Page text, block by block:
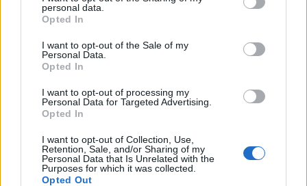
grant or deny consent to Google and its third-party tags to
use your data for below specified purposes in below Google
consent section.
personal data.
Opted In
I want to opt-out of the Sale of my
Personal Data.
Opted In
I want to opt-out of processing my
Personal Data for Targeted Advertising.
Opted In
I want to opt-out of Collection, Use,
Retention, Sale, and/or Sharing of my
Personal Data that Is Unrelated with the
Purposes for which it was collected.
Opted Out
Έως και 10 βαθμούς Κελσίου ανέβηκε η
θερμοκρασία σε Βαρνάβα και Πεντέλη μετά
την περσινή φωτιά